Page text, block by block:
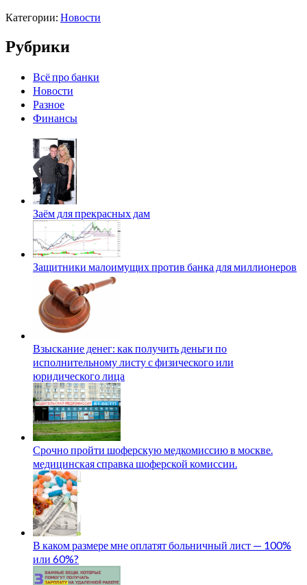
Категории: Новости
Рубрики
Всё про банки
Новости
Разное
Финансы
Заём для прекрасных дам
Защитники малоимущих против банка для миллионеров
Взыскание денег: как получить деньги по
исполнительному листу с физического или
юридического лица
Срочно пройти шоферскую медкомиссию в москве.
медицинская справка шоферской комиссии.
В каком размере мне оплатят больничный лист — 100%
или 60%?